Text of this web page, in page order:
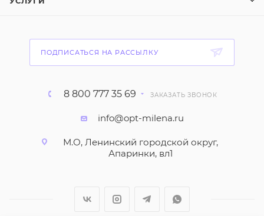
ПОДПИСАТЬСЯ НА РАССЫЛКУ
8 800 777 35 69 ЗАКАЗАТЬ ЗВОНОК
info@opt-milena.ru
М.О, Ленинский городской округ,
Апаринки, вл1